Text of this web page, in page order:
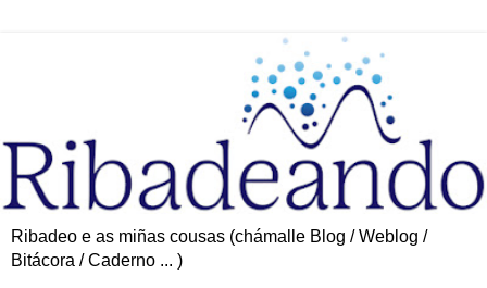
Ribadeo e as miñas cousas (chámalle Blog / Weblog /
Bitácora / Caderno ... )